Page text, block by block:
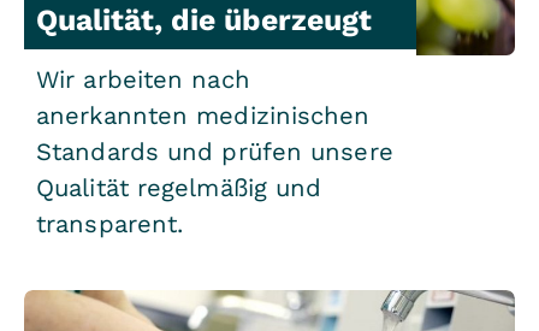
Qualität, die überzeugt
Wir arbeiten nach
anerkannten medizinischen
Standards und prüfen unsere
Qualität regelmäßig und
transparent.